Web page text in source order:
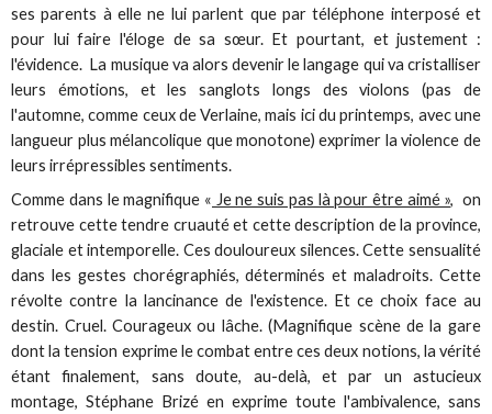
ses parents à elle ne lui parlent que par téléphone interposé et
pour lui faire l'éloge de sa sœur. Et pourtant, et justement :
l'évidence. La musique va alors devenir le langage qui va cristalliser
leurs émotions, et les sanglots longs des violons (pas de
l'automne, comme ceux de Verlaine, mais ici du printemps, avec une
langueur plus mélancolique que monotone) exprimer la violence de
leurs irrépressibles sentiments.
Comme dans le magnifique « Je ne suis pas là pour être aimé », on
retrouve cette tendre cruauté et cette description de la province,
glaciale et intemporelle. Ces douloureux silences. Cette sensualité
dans les gestes chorégraphiés, déterminés et maladroits. Cette
révolte contre la lancinance de l'existence. Et ce choix face au
destin. Cruel. Courageux ou lâche. (Magnifique scène de la gare
dont la tension exprime le combat entre ces deux notions, la vérité
étant finalement, sans doute, au-delà, et par un astucieux
montage, Stéphane Brizé en exprime toute l'ambivalence, sans